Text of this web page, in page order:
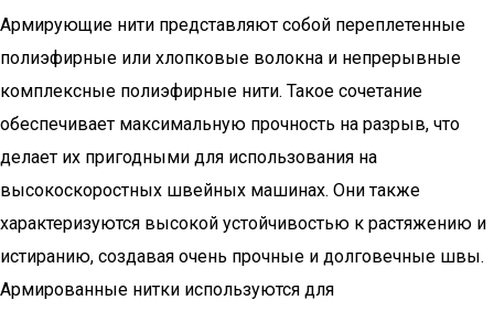
Армирующие нити представляют собой переплетенные
полиэфирные или хлопковые волокна и непрерывные
комплексные полиэфирные нити. Такое сочетание
обеспечивает максимальную прочность на разрыв, что
делает их пригодными для использования на
высокоскоростных швейных машинах. Они также
характеризуются высокой устойчивостью к растяжению и
истиранию, создавая очень прочные и долговечные швы.
Армированные нитки используются для